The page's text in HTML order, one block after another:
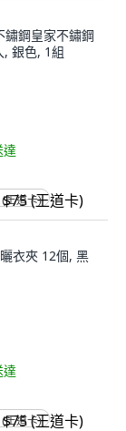
鋼皇家不鏽鋼
銀色, 1組
達
王道卡)
衣夾 12個, 黑
達
王道卡)